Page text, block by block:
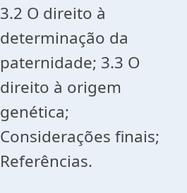
3.2 O direito à
determinação da
paternidade; 3.3 O
direito à origem
genética;
Considerações finais;
Referências.